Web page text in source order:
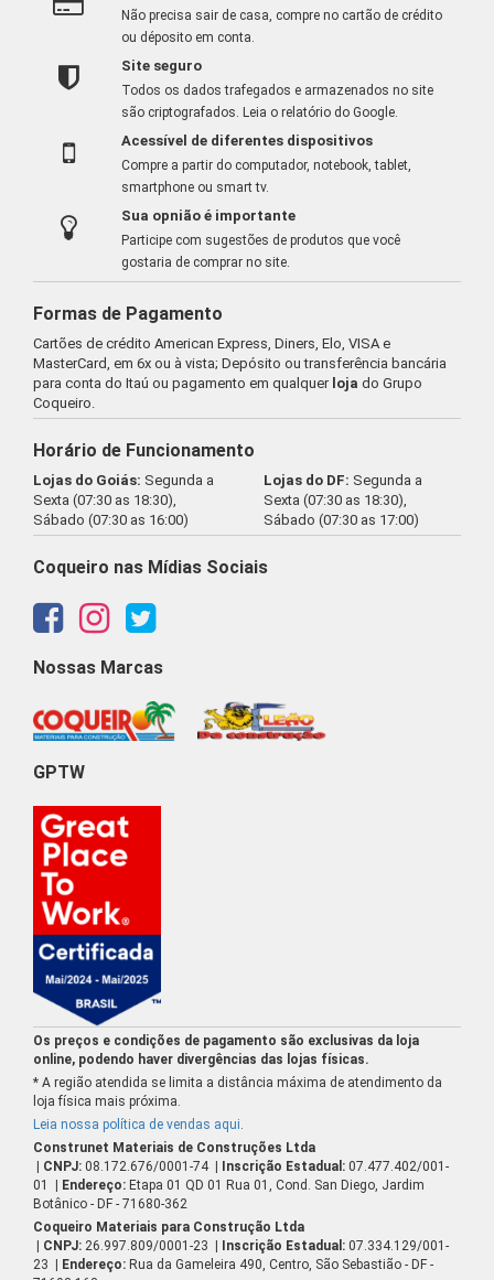
Não precisa sair de casa, compre no cartão de crédito
ou déposito em conta.
Site seguro
Todos os dados trafegados e armazenados no site
são criptografados. Leia o relatório do Google.
Acessível de diferentes dispositivos
Compre a partir do computador, notebook, tablet,
smartphone ou smart tv.
Sua opnião é importante
Participe com sugestões de produtos que você
gostaria de comprar no site.
Formas de Pagamento
Cartões de crédito American Express, Diners, Elo, VISA e
MasterCard, em 6x ou à vista; Depósito ou transferência bancária
para conta do Itaú ou pagamento em qualquer loja do Grupo
Coqueiro.
Horário de Funcionamento
Lojas do Goiás: Segunda a
Sexta (07:30 as 18:30),
Sábado (07:30 as 16:00)
Lojas do DF: Segunda a
Sexta (07:30 as 18:30),
Sábado (07:30 as 17:00)
Coqueiro nas Mídias Sociais
Nossas Marcas
GPTW
Os preços e condições de pagamento são exclusivas da loja
online, podendo haver divergências das lojas físicas.
* A região atendida se limita a distância máxima de atendimento da
loja física mais próxima.
Leia nossa política de vendas aqui
Construnet Materiais de Construções Ltda
| CNPJ: 08.172.676/0001-74 | Inscrição Estadual: 07.477.402/001-
01
| Endereço: Etapa 01 QD 01 Rua 01, Cond. San Diego, Jardim
Botânico - DF - 71680-362
Coqueiro Materiais para Construção Ltda
| CNPJ: 26.997.809/0001-23 | Inscrição Estadual: 07.334.129/001-
23 | Endereço: Rua da Gameleira 490, Centro, São Sebastião - DF -